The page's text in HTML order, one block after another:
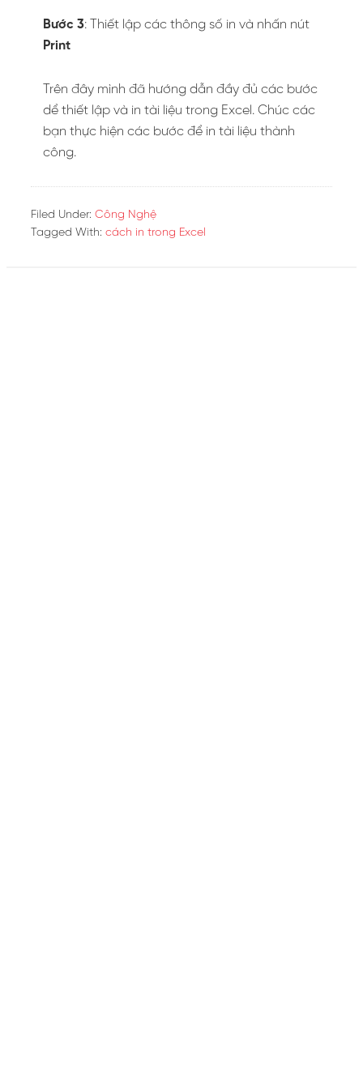
Bước 3: Thiết lập các thông số in và nhấn nút
Print
Trên đây mình đã hướng dẫn đầy đủ các bước
dể thiết lập và in tài liệu trong Excel. Chúc các
bạn thực hiện các bước để in tài liệu thành
công.
Filed Under: Công Nghệ
Tagged With: cách in trong Excel